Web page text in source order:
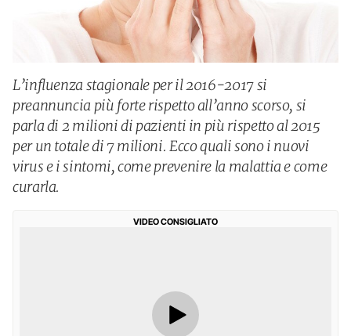
L’influenza stagionale per il 2016-2017 si
preannuncia più forte rispetto all’anno scorso, si
parla di 2 milioni di pazienti in più rispetto al 2015
per un totale di 7 milioni. Ecco quali sono i nuovi
virus e i sintomi, come prevenire la malattia e come
curarla.
VIDEO CONSIGLIATO